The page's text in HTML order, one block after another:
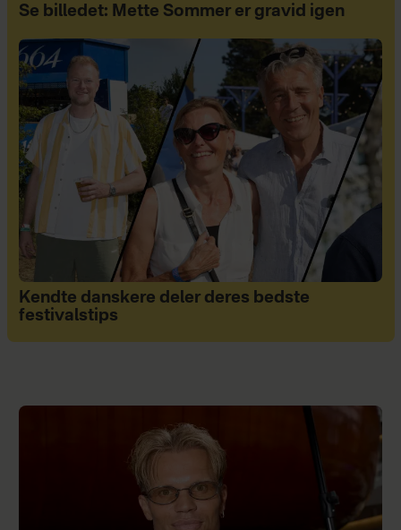
Se billedet: Mette Sommer er gravid igen
Kendte danskere deler deres bedste
festivalstips